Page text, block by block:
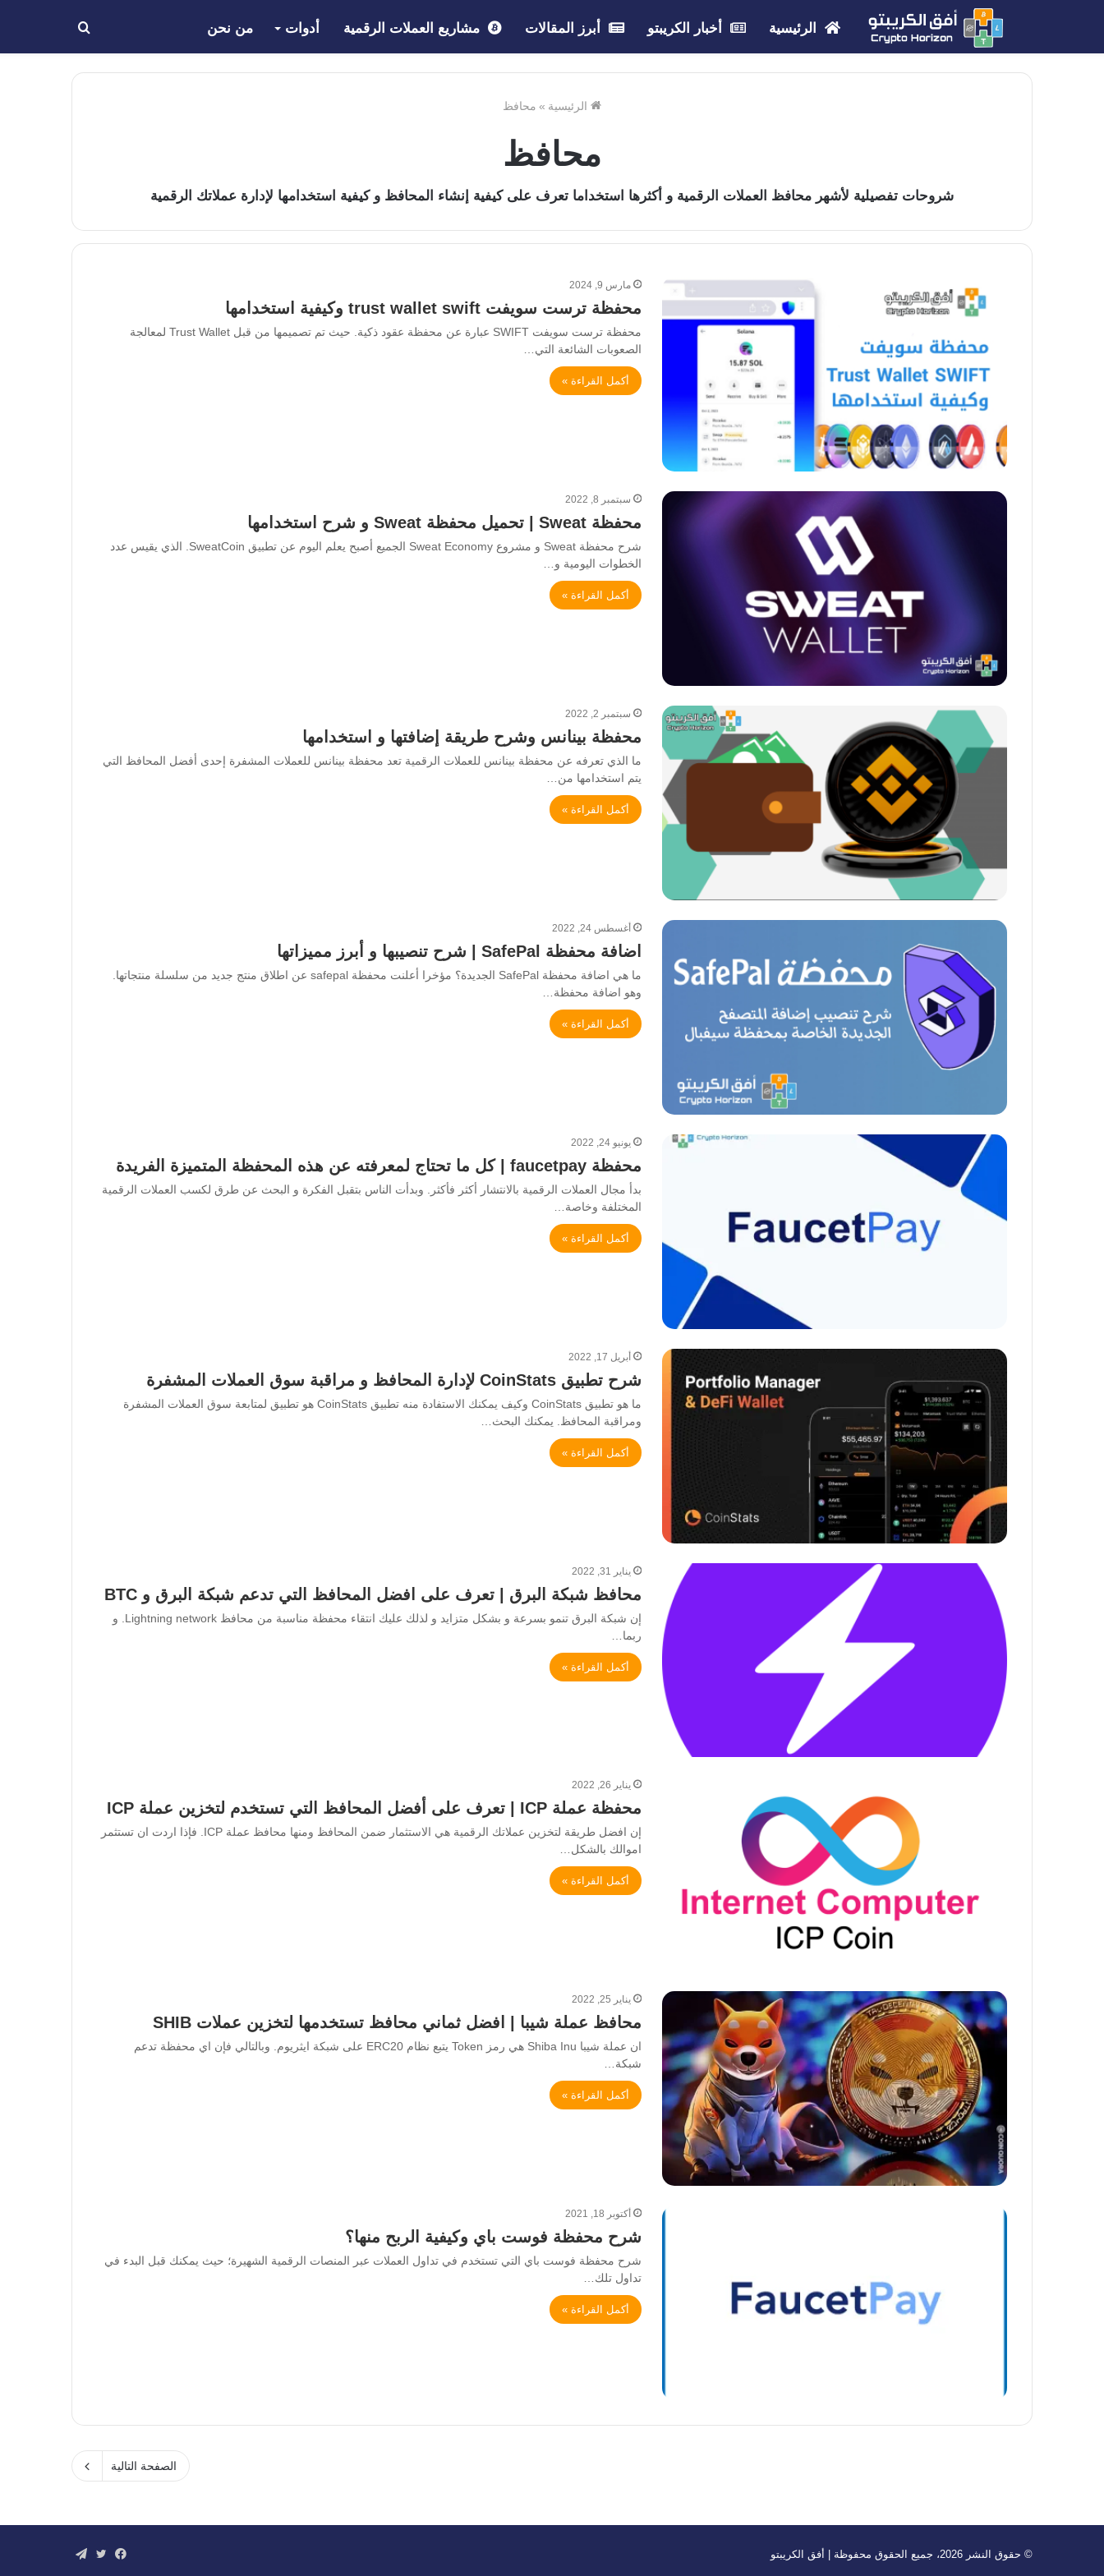
الرئيسية أخبار الكريبتو أبرز المقالات مشاريع العملات الرقمية أدوات من نحن بحث
عن
الرئيسية » محافظ
محافظ
شروحات تفصيلية لأشهر محافظ العملات الرقمية و أكثرها استخداما تعرف على كيفية إنشاء المحافظ و كيفية استخدامها لإدارة عملاتك الرقمية
مارس 9, 2024
محفظة ترست سويفت trust wallet swift وكيفية استخدامها
محفظة ترست سويفت SWIFT عبارة عن محفظة عقود ذكية. حيث تم تصميمها من قبل Trust Wallet لمعالجة
الصعوبات الشائعة التي…
أكمل القراءة »
سبتمبر 8, 2022
محفظة Sweat | تحميل محفظة Sweat و شرح استخدامها
شرح محفظة Sweat و مشروع Sweat Economy الجميع أصبح يعلم اليوم عن تطبيق SweatCoin. الذي يقيس عدد
الخطوات اليومية و…
أكمل القراءة »
سبتمبر 2, 2022
محفظة بينانس وشرح طريقة إضافتها و استخدامها
ما الذي تعرفه عن محفظة بينانس للعملات الرقمية تعد محفظة بينانس للعملات المشفرة إحدى أفضل المحافظ التي
يتم استخدامها من…
أكمل القراءة »
أغسطس 24, 2022
اضافة محفظة SafePal | شرح تنصيبها و أبرز مميزاتها
ما هي اضافة محفظة SafePal الجديدة؟ مؤخرا أعلنت محفظة safepal عن اطلاق منتج جديد من سلسلة منتجاتها.
وهو اضافة محفظة…
أكمل القراءة »
يونيو 24, 2022
محفظة faucetpay | كل ما تحتاج لمعرفته عن هذه المحفظة المتميزة الفريدة
بدأ مجال العملات الرقمية بالانتشار أكثر فأكثر. وبدأت الناس بتقبل الفكرة و البحث عن طرق لكسب العملات الرقمية
المختلفة وخاصة…
أكمل القراءة »
أبريل 17, 2022
شرح تطبيق CoinStats لإدارة المحافظ و مراقبة سوق العملات المشفرة
ما هو تطبيق CoinStats وكيف يمكنك الاستفادة منه تطبيق CoinStats هو تطبيق لمتابعة سوق العملات المشفرة
ومراقبة المحافظ. يمكنك البحث…
أكمل القراءة »
يناير 31, 2022
محافظ شبكة البرق | تعرف على افضل المحافظ التي تدعم شبكة البرق و BTC
إن شبكة البرق تنمو بسرعة و بشكل متزايد و لذلك عليك انتقاء محفظة مناسبة من محافظ Lightning network. و
ربما…
أكمل القراءة »
يناير 26, 2022
محفظة عملة ICP | تعرف على أفضل المحافظ التي تستخدم لتخزين عملة ICP
إن افضل طريقة لتخزين عملاتك الرقمية هي الاستثمار ضمن المحافظ ومنها محافظ عملة ICP. فإذا اردت ان تستثمر
اموالك بالشكل…
أكمل القراءة »
يناير 25, 2022
محافظ عملة شيبا | افضل ثماني محافظ تستخدمها لتخزين عملات SHIB
ان عملة شيبا Shiba Inu هي رمز Token يتبع نظام ERC20 على شبكة ايثريوم. وبالتالي فإن اي محفظة تدعم
شبكة…
أكمل القراءة »
أكتوبر 18, 2021
شرح محفظة فوست باي وكيفية الربح منها؟
شرح محفظة فوست باي التي تستخدم في تداول العملات عبر المنصات الرقمية الشهيرة؛ حيث يمكنك قبل البدء في
تداول تلك…
أكمل القراءة »
الصفحة التالية
© حقوق النشر 2026، جميع الحقوق محفوظة | أفق الكريبتو فيسبوك
تويترتيلقرام